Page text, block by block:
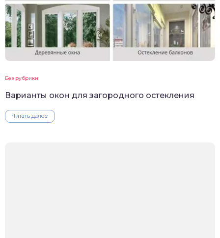
Без рубрики
Варианты окон для загородного остекления
Читать далее